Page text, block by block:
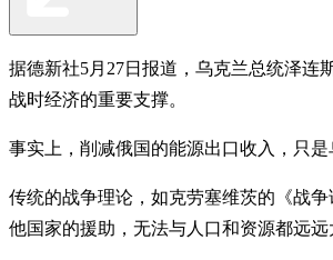
据德新社5月27日报道，乌克兰总统泽连
战时经济的重要支撑。
事实上，削减俄国的能源出口收入，只
传统的战争理论，如克劳塞维茨的《战
他国家的援助，无法与人口和资源都远